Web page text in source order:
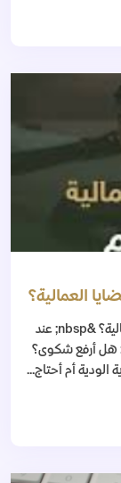
العمالية؟
محامي عمالي الدمام متى تحتاجه في القضايا العمالية؟ &nbsp; عند
هل أرفع شكوى؟
الودية أم أحتاج...